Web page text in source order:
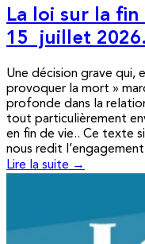
La loi sur la
15 juillet 2026.
Une décision grave qui,
provoquer la mort »
profonde dans la
tout particulièrement
en fin de vie.. Ce texte
nous redit
Lire la suite →